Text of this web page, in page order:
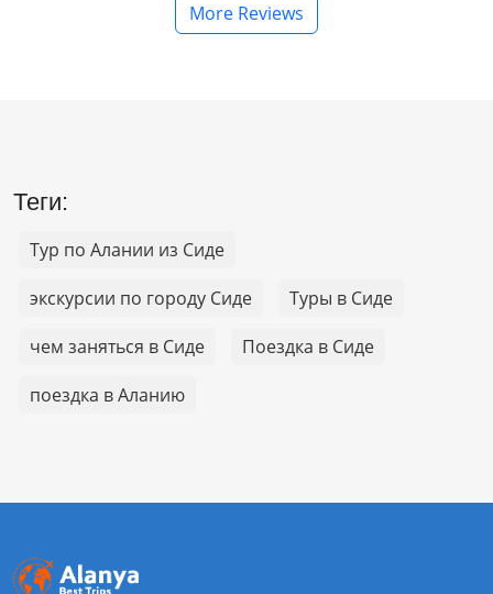
More Reviews
Теги:
Тур по Алании из Сиде
экскурсии по городу Сиде
Туры в Сиде
чем заняться в Сиде
Поездка в Сиде
поездка в Аланию